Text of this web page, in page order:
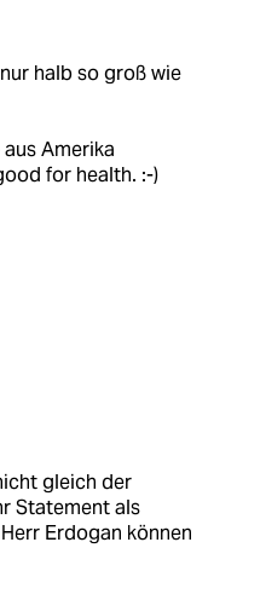
halb so groß wie
Amerika
for health. :-)
gleich der
Statement als
Erdogan können